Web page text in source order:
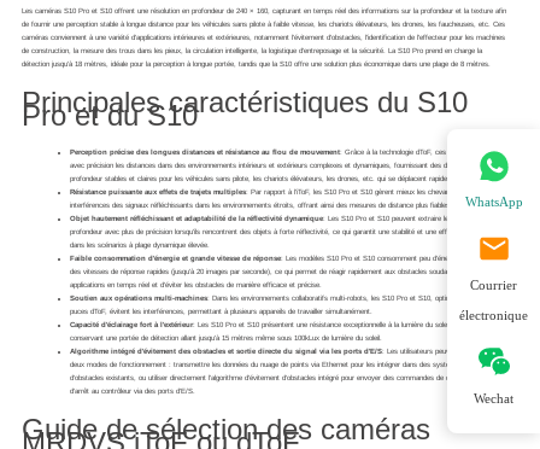
Les caméras S10 Pro et S10 offrent une résolution en profondeur de 240 × 160, capturant en temps réel des informations sur la profondeur et la texture afin
de fournir une perception stable à longue distance pour les véhicules sans pilote à faible vitesse, les chariots élévateurs, les drones, les faucheuses, etc. Ces
caméras conviennent à une variété d'applications intérieures et extérieures, notamment l'évitement d'obstacles, l'identification de l'effecteur pour les machines
de construction, la mesure des trous dans les pieux, la circulation intelligente, la logistique d'entreposage et la sécurité. La S10 Pro prend en charge la
détection jusqu'à 18 mètres, idéale pour la perception à longue portée, tandis que la S10 offre une solution plus économique dans une plage de 8 mètres.
Principales caractéristiques du S10
Pro et du S10
Perception précise des longues distances et résistance au flou de mouvement: Grâce à la technologie dToF, ces caméras mesurent
avec précision les distances dans des environnements intérieurs et extérieurs complexes et dynamiques, fournissant des données de
profondeur stables et claires pour les véhicules sans pilote, les chariots élévateurs, les drones, etc. qui se déplacent rapidement.
Résistance puissante aux effets de trajets multiples: Par rapport à l'iToF, les S10 Pro et S10 gèrent mieux les chevauchements et les
interférences des signaux réfléchissants dans les environnements étroits, offrant ainsi des mesures de distance plus fiables.
Objet hautement réfléchissant et adaptabilité de la réflectivité dynamique: Les S10 Pro et S10 peuvent extraire les informations de
profondeur avec plus de précision lorsqu'ils rencontrent des objets à forte réflectivité, ce qui garantit une stabilité et une efficacité élevées
dans les scénarios à plage dynamique élevée.
Faible consommation d'énergie et grande vitesse de réponse: Les modèles S10 Pro et S10 consomment peu d'énergie tout en offrant
des vitesses de réponse rapides (jusqu'à 20 images par seconde), ce qui permet de réagir rapidement aux obstacles soudains dans les
applications en temps réel et d'éviter les obstacles de manière efficace et précise.
Soutien aux opérations multi-machines: Dans les environnements collaboratifs multi-robots, les S10 Pro et S10, optimisés avec des
puces dToF, évitent les interférences, permettant à plusieurs appareils de travailler simultanément.
Capacité d'éclairage fort à l'extérieur: Les S10 Pro et S10 présentent une résistance exceptionnelle à la lumière du soleil, le S10 Pro
conservant une portée de détection allant jusqu'à 15 mètres même sous 100kLux de lumière du soleil.
Algorithme intégré d'évitement des obstacles et sortie directe du signal via les ports d'E/S: Les utilisateurs peuvent choisir entre
deux modes de fonctionnement : transmettre les données du nuage de points via Ethernet pour les intégrer dans des systèmes d'évitement
d'obstacles existants, ou utiliser directement l'algorithme d'évitement d'obstacles intégré pour envoyer des commandes de décélération ou
d'arrêt au contrôleur via des ports d'E/S.
Guide de sélection des caméras
MRDVS iToF ou dToF
WhatsApp
Courrier
électronique
Wechat